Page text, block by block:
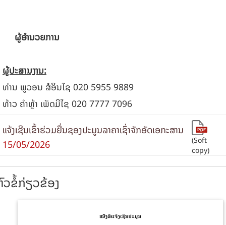
ຜູ້ອໍານວຍການ
ຜູ້ປະສານງານ:
ທ່ານ ພູວອນ ສໍອິນໄຊ 020 5955 9889
ທ້າວ ຄໍາຫຼ້າ ເພັດມີໄຊ 020 7777 7096
ແຈ້ງເຊີນເຂົ້າຮ່ວມຍື່ນຊອງປະມູນລາຄາເຊົ່າຈັກອັດເອກະສານ
15/05/2026
(Soft
copy)
ຂໍ້ກ່ຽວຂ້ອງ